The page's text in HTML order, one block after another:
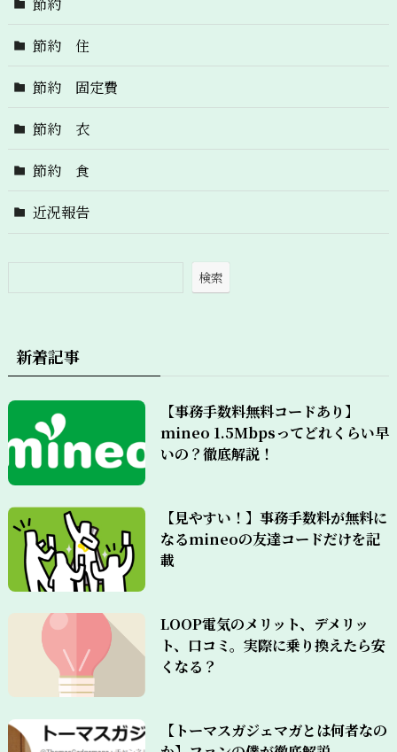
節約 住
節約 固定費
節約 衣
節約 食
近況報告
検索
新着記事
【事務手数料無料コードあり】
mineo 1.5Mbpsってどれくらい早
いの？徹底解説！
【見やすい！】事務手数料が無料に
なるmineoの友達コードだけを記
載
LOOP電気のメリット、デメリッ
ト、口コミ。実際に乗り換えたら安
くなる？
【トーマスガジェマガとは何者なの